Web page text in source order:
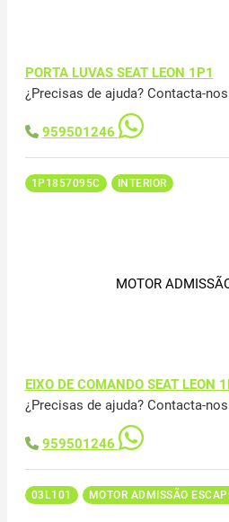
PORTA LUVAS SEAT LEON 1P1
¿Precisas de ajuda? Contacta-
959501246
1P1857095C INTERIOR
MOTOR
EIXO DE COMANDO SEAT LEON
¿Precisas de ajuda? Contacta-
959501246
03L101 MOTOR ADMISSÃO